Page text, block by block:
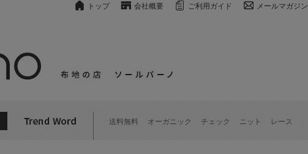
トップ 会社概要 ご利用ガイド メールマガジン
送料無料 オーガニック チェック ニット レース